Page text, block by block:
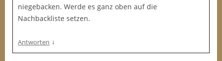
niegebacken. Werde es ganz oben auf die
Nachbackliste setzen.
Antworten ↓